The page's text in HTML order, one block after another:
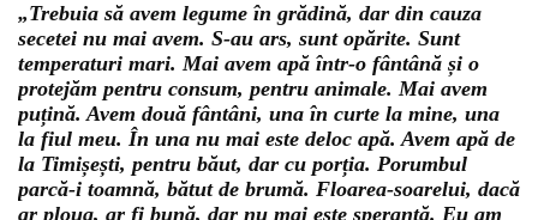
„Trebuia să avem legume în grădină, dar din cauza
secetei nu mai avem. S-au ars, sunt opărite. Sunt
temperaturi mari. Mai avem apă într-o fântână și o
protejăm pentru consum, pentru animale. Mai avem
puțină. Avem două fântâni, una în curte la mine, una
la fiul meu. În una nu mai este deloc apă. Avem apă de
la Timișești, pentru băut, dar cu porția. Porumbul
parcă-i toamnă, bătut de brumă. Floarea-soarelui, dacă
ar ploua, ar fi bună, dar nu mai este speranță. Eu am